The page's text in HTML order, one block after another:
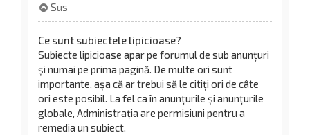
Sus
Ce sunt subiectele lipicioase?
Subiecte lipicioase apar pe forumul de sub anunţuri
și numai pe prima pagină. De multe ori sunt
importante, așa că ar trebui să le citiți ori de câte
ori este posibil. La fel ca în anunțurile și anunțurile
globale, Administrația are permisiuni pentru a
remedia un subiect.